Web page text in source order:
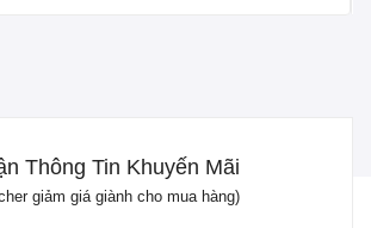
Thông Tin Khuyến Mãi
giảm giá giành cho mua hàng)